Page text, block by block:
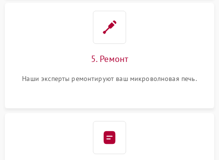
5. Ремонт
Наши эксперты ремонтируют ваш микроволновая печь.